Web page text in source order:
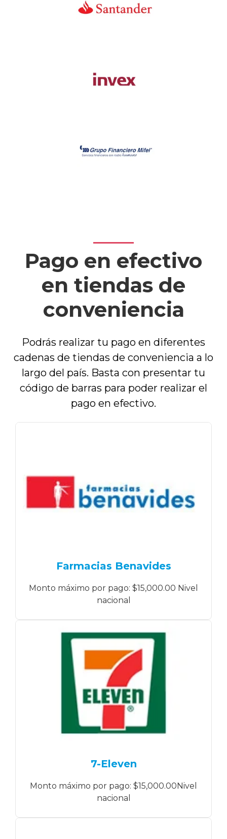
Pago en efectivo
en tiendas de
conveniencia
Podrás realizar tu pago en diferentes
cadenas de tiendas de conveniencia a lo
largo del país. Basta con presentar tu
código de barras para poder realizar el
pago en efectivo.
Farmacias Benavides
Monto máximo por pago: $15,000.00 Nivel
nacional
7-Eleven
Monto máximo por pago: $15,000.00Nivel
nacional